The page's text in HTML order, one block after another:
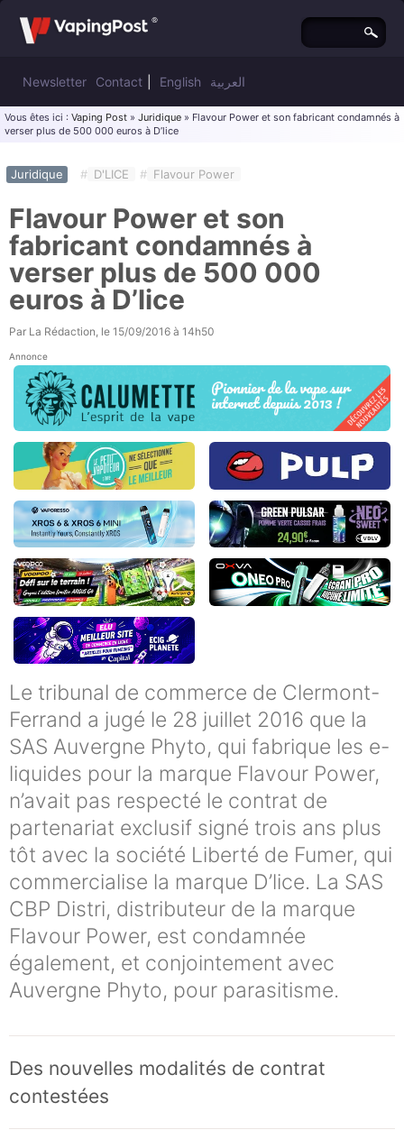
Newsletter Contact English العربية
Vous êtes ici : Vaping Post » Juridique » Flavour Power et son fabricant condamnés à
verser plus de 500 000 euros à D’lice
Juridique # D'LICE # Flavour Power
Flavour Power et son
fabricant condamnés à
verser plus de 500 000
euros à D’lice
Par La Rédaction, le 15/09/2016 à 14h50
Annonce
Le tribunal de commerce de Clermont-
Ferrand a jugé le 28 juillet 2016 que la
SAS Auvergne Phyto, qui fabrique les e-
liquides pour la marque Flavour Power,
n’avait pas respecté le contrat de
partenariat exclusif signé trois ans plus
tôt avec la société Liberté de Fumer, qui
commercialise la marque D’lice. La SAS
CBP Distri, distributeur de la marque
Flavour Power, est condamnée
également, et conjointement avec
Auvergne Phyto, pour parasitisme.
Des nouvelles modalités de contrat
contestées